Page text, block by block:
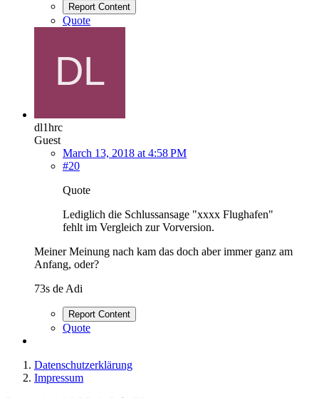
Report Content
Quote
dl1hrc
Guest
March 13, 2018 at 4:58 PM
#20
Quote
Lediglich die Schlussansage "xxxx Flughafen"
fehlt im Vergleich zur Vorversion.
Meiner Meinung nach kam das doch aber immer ganz am
Anfang, oder?
73s de Adi
Report Content
Quote
Datenschutzerklärung
Impressum